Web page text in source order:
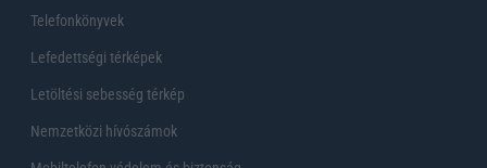
Telefonkönyvek
Lefedettségi térképek
Letöltési sebesség térkép
Nemzetközi hívószámok